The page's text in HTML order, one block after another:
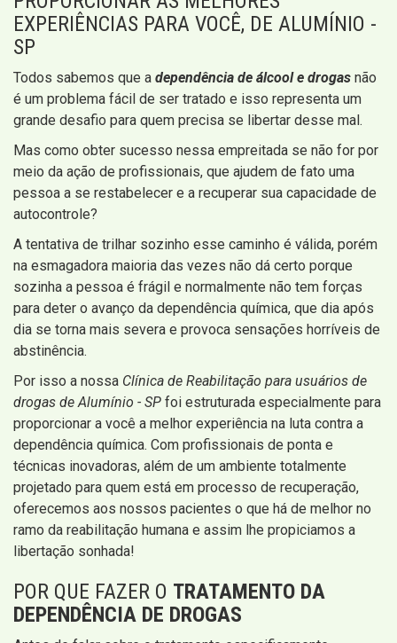
EXPERIÊNCIAS PARA VOCÊ, DE ALUMÍNIO -
SP
Todos sabemos que a dependência de álcool e drogas não
é um problema fácil de ser tratado e isso representa um
grande desafio para quem precisa se libertar desse mal.
Mas como obter sucesso nessa empreitada se não for por
meio da ação de profissionais, que ajudem de fato uma
pessoa a se restabelecer e a recuperar sua capacidade de
autocontrole?
A tentativa de trilhar sozinho esse caminho é válida, porém
na esmagadora maioria das vezes não dá certo porque
sozinha a pessoa é frágil e normalmente não tem forças
para deter o avanço da dependência química, que dia após
dia se torna mais severa e provoca sensações horríveis de
abstinência.
Por isso a nossa Clínica de Reabilitação para usuários de
drogas de Alumínio - SP foi estruturada especialmente para
proporcionar a você a melhor experiência na luta contra a
dependência química. Com profissionais de ponta e
técnicas inovadoras, além de um ambiente totalmente
projetado para quem está em processo de recuperação,
oferecemos aos nossos pacientes o que há de melhor no
ramo da reabilitação humana e assim lhe propiciamos a
libertação sonhada!
POR QUE FAZER O TRATAMENTO DA
DEPENDÊNCIA DE DROGAS